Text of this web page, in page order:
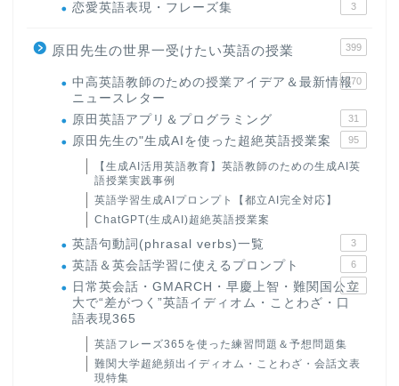
恋愛英語表現・フレーズ集 3
原田先生の世界一受けたい英語の授業 399
中高英語教師のための授業アイデア＆最新情報
ニュースレター
170
原田英語アプリ＆プログラミング 31
原田先生の"生成AIを使った超絶英語授業案 95
【生成AI活用英語教育】英語教師のための生成AI英
語授業実践事例
英語学習生成AIプロンプト【都立AI完全対応】
ChatGPT(生成AI)超絶英語授業案
英語句動詞(phrasal verbs)一覧 3
英語＆英会話学習に使えるプロンプト 6
日常英会話・GMARCH・早慶上智・難関国公立
大で“差がつく”英語イディオム・ことわざ・口
語表現365
22
英語フレーズ365を使った練習問題＆予想問題集
難関大学超絶頻出イディオム・ことわざ・会話文表
現特集